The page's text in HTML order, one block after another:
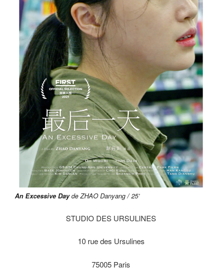
An Excessive Dayde ZHAO Danyang / 25’
STUDIO DES URSULINES
10 rue des Ursulines
75005 Paris